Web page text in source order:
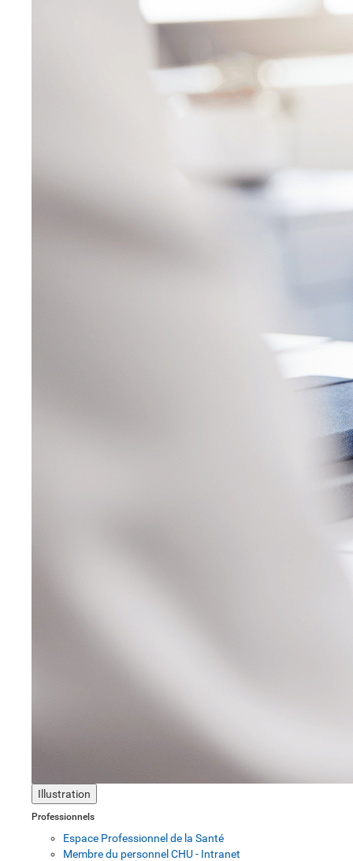
Illustration
Professionnels
Espace Professionnel de la Santé
Membre du personnel CHU - Intranet